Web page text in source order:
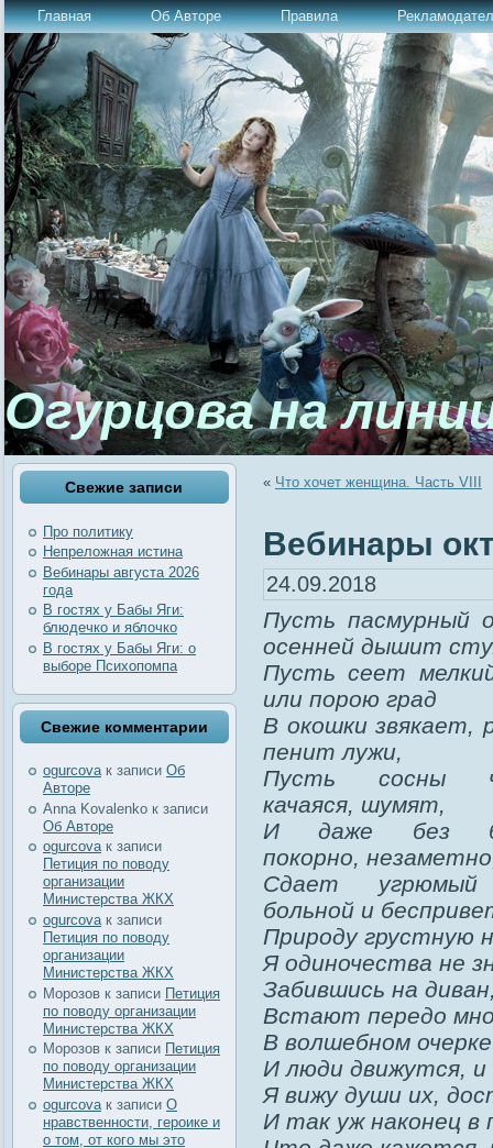
Главная Об Авторе Правила
Огурцова на
Свежие записи
Про политику
Непреложная истина
Вебинары августа 2026
года
В гостях у Бабы Яги:
блюдечко и яблочко
В гостях у Бабы Яги: о
выборе Психопомпа
Свежие комментарии
ogurcovaк записи Об
Авторе
Anna Kovalenko к записи
Об Авторе
ogurcovaк записи
Петиция по поводу
организации
Министерства ЖКХ
ogurcova к записи
Петиция по поводу
организации
Министерства ЖКХ
Морозов к записи Петиция
по поводу организации
Министерства ЖКХ
Морозов к записи Петиция
по поводу организации
Министерства ЖКХ
ogurcova к записи О
нравственности, героике и
о том, от кого мы это
« Что хочет женщина. Часть VIII
Вебинары
24.09.2018
Пусть пасмурный
осенней дышит
Пусть сеет
или порою град
В окошки звякает,
пенит лужи,
Пусть сосны
качаяся, шумят,
И даже без
покорно,
Сдает
больной и
Природу грустную
Я одиночества не
Забившись на
Встают передо
В волшебном
И люди движутся, и
Я вижу души их,
И так уж наконец в